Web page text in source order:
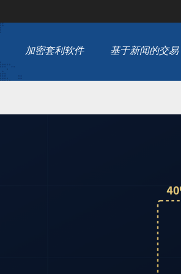
加密套利软件 基于新闻的交易